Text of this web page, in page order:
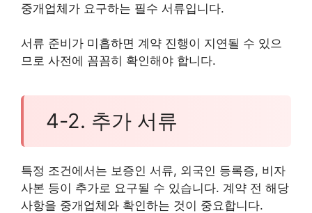
중개업체가 요구하는 필수 서류입니다.
서류 준비가 미흡하면 계약 진행이 지연될 수 있으
므로 사전에 꼼꼼히 확인해야 합니다.
4-2. 추가 서류
특정 조건에서는 보증인 서류, 외국인 등록증, 비자
사본 등이 추가로 요구될 수 있습니다. 계약 전 해당
사항을 중개업체와 확인하는 것이 중요합니다.